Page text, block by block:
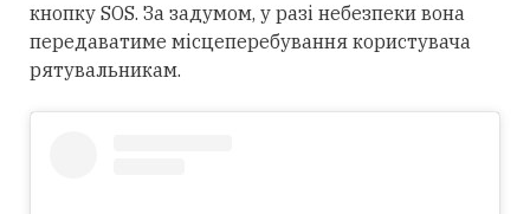
кнопку SOS. За задумом, у разі небезпеки вона
передаватиме місцеперебування користувача
рятувальникам.